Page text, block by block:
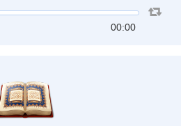
00:00